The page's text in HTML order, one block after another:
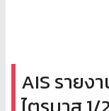
AIS รายง